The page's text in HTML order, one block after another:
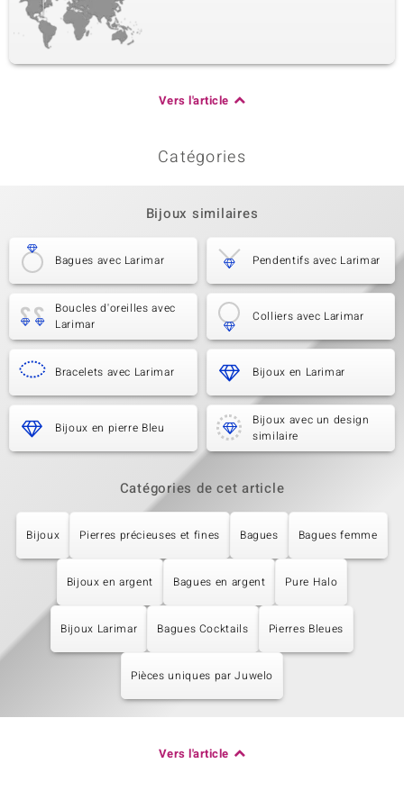
Vers l'article
Catégories
Bijoux similaires
Bagues avec Larimar Pendentifs avec Larimar
Boucles d'oreilles avec
Larimar
Colliers avec Larimar
Bracelets avec Larimar Bijoux en Larimar
Bijoux en pierre Bleu
Bijoux avec un design
similaire
Catégories de cet article
Bijoux Pierres précieuses et fines Bagues Bagues femme
Bijoux en argent Bagues en argent Pure Halo
Bijoux Larimar Bagues Cocktails Pierres Bleues
Pièces uniques par Juwelo
Vers l'article